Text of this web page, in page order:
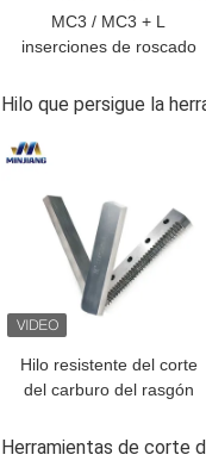
MC3 / MC3 + L
inserciones de roscado
OEM aceptado para
Hilo que persigue la
Hilo resistente del corte
del carburo del rasgón
herramientas para los
MEJOR PRECIO
Herramientas de corte